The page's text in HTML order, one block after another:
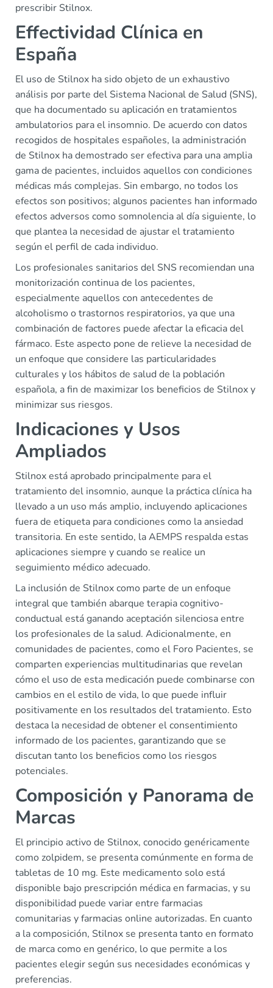
prescribir Stilnox.
Effectividad Clínica en
España
El uso de Stilnox ha sido objeto de un exhaustivo
análisis por parte del Sistema Nacional de Salud (SNS),
que ha documentado su aplicación en tratamientos
ambulatorios para el insomnio. De acuerdo con datos
recogidos de hospitales españoles, la administración
de Stilnox ha demostrado ser efectiva para una amplia
gama de pacientes, incluidos aquellos con condiciones
médicas más complejas. Sin embargo, no todos los
efectos son positivos; algunos pacientes han informado
efectos adversos como somnolencia al día siguiente, lo
que plantea la necesidad de ajustar el tratamiento
según el perfil de cada individuo.
Los profesionales sanitarios del SNS recomiendan una
monitorización continua de los pacientes,
especialmente aquellos con antecedentes de
alcoholismo o trastornos respiratorios, ya que una
combinación de factores puede afectar la eficacia del
fármaco. Este aspecto pone de relieve la necesidad de
un enfoque que considere las particularidades
culturales y los hábitos de salud de la población
española, a fin de maximizar los beneficios de Stilnox y
minimizar sus riesgos.
Indicaciones y Usos
Ampliados
Stilnox está aprobado principalmente para el
tratamiento del insomnio, aunque la práctica clínica ha
llevado a un uso más amplio, incluyendo aplicaciones
fuera de etiqueta para condiciones como la ansiedad
transitoria. En este sentido, la AEMPS respalda estas
aplicaciones siempre y cuando se realice un
seguimiento médico adecuado.
La inclusión de Stilnox como parte de un enfoque
integral que también abarque terapia cognitivo-
conductual está ganando aceptación silenciosa entre
los profesionales de la salud. Adicionalmente, en
comunidades de pacientes, como el Foro Pacientes, se
comparten experiencias multitudinarias que revelan
cómo el uso de esta medicación puede combinarse con
cambios en el estilo de vida, lo que puede influir
positivamente en los resultados del tratamiento. Esto
destaca la necesidad de obtener el consentimiento
informado de los pacientes, garantizando que se
discutan tanto los beneficios como los riesgos
potenciales.
Composición y Panorama de
Marcas
El principio activo de Stilnox, conocido genéricamente
como zolpidem, se presenta comúnmente en forma de
tabletas de 10 mg. Este medicamento solo está
disponible bajo prescripción médica en farmacias, y su
disponibilidad puede variar entre farmacias
comunitarias y farmacias online autorizadas. En cuanto
a la composición, Stilnox se presenta tanto en formato
de marca como en genérico, lo que permite a los
pacientes elegir según sus necesidades económicas y
preferencias.